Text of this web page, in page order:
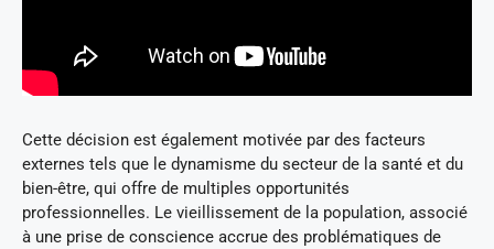
Cette décision est également motivée par des facteurs
externes tels que le dynamisme du secteur de la santé et du
bien-être, qui offre de multiples opportunités
professionnelles. Le vieillissement de la population, associé
à une prise de conscience accrue des problématiques de